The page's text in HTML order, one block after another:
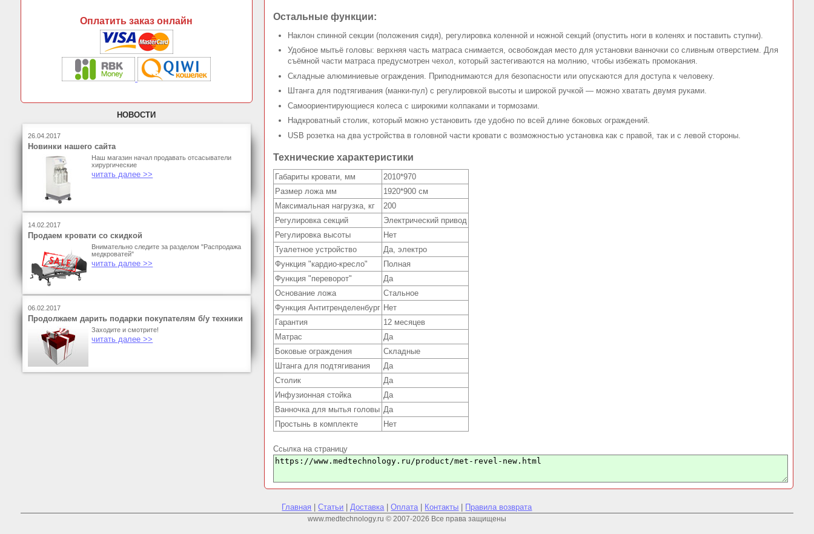
Остальные функции:
Наклон спинной секции (положения сидя), регулировка коленной и ножной секций (опустить ноги в коленях и поставить ступни).
Удобное мытьё головы: верхняя часть матраса снимается, освобождая место для установки ванночки со сливным отверстием. Для
съёмной части матраса предусмотрен чехол, который застегиваются на молнию, чтобы избежать промокания.
Складные алюминиевые ограждения. Приподнимаются для безопасности или опускаются для доступа к человеку.
Штанга для подтягивания (манки-пул) с регулировкой высоты и широкой ручкой — можно хватать двумя руками.
Самоориентирующиеся колеса с широкими колпаками и тормозами.
Надкроватный столик, который можно установить где удобно по всей длине боковых ограждений.
USB розетка на два устройства в головной части кровати с возможностью установка как с правой, так и с левой стороны.
Технические характеристики
Габариты кровати, мм
2010*970
Размер ложа мм
1920*900 см
Максимальная нагрузка, кг
200
Регулировка секций
Электрический привод
Регулировка высоты
Нет
Туалетное устройство
Да, электро
Функция "кардио-кресло"
Полная
Функция "переворот"
Да
Основание ложа
Стальное
Функция Антитренделенбург Нет
Гарантия
12 месяцев
Матрас
Да
Боковые ограждения
Складные
Штанга для подтягивания
Да
Столик
Да
Инфузионная стойка
Да
Ванночка для мытья головы Да
Простынь в комплекте
Нет
Ссылка на страницу
Оплатить заказ онлайн
НОВОСТИ
26.04.2017
Новинки нашего сайта
Наш магазин начал продавать отсасыватели
хирургические
читать далее >>
14.02.2017
Продаем кровати со скидкой
Внимательно следите за разделом "Распродажа
медкроватей"
читать далее >>
06.02.2017
Продолжаем дарить подарки покупателям б/у техники
Заходите и смотрите!
читать далее >>
Главная |Статьи Доставка |Оплата Контакты Правила возврата
www.medtechnology.ru © 2007-2026 Все права защищены